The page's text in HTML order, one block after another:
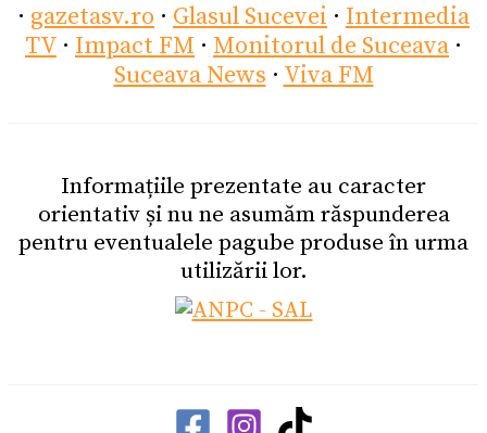
· gazetasv.ro · Glasul Sucevei · Intermedia
TV · Impact FM · Monitorul de Suceava ·
Suceava News · Viva FM
Informațiile prezentate au caracter
orientativ și nu ne asumăm răspunderea
pentru eventualele pagube produse în urma
utilizării lor.